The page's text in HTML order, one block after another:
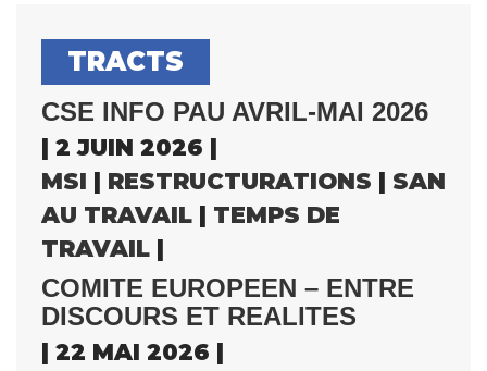
TRACTS
CSE INFO PAU AVRIL-MAI 2026
| 2 JUIN 2026 |
MSI | RESTRUCTURATIONS | SANTÉ
AU TRAVAIL | TEMPS DE
TRAVAIL |
COMITE EUROPEEN – ENTRE
DISCOURS ET REALITES
| 22 MAI 2026 |